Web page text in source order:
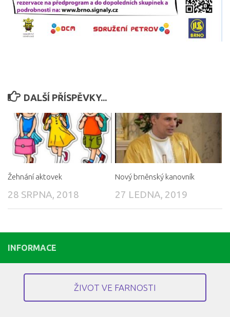
DALŠÍ PŘÍSPĚVKY...
Žehnání aktovek
28 SRPNA, 2018
Nový brněnský kanovník
27 LEDNA, 2019
INFORMACE
ŽIVOT VE FARNOSTI